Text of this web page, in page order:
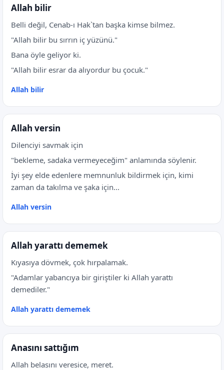
Allah bilir
Belli değil, Cenab-ı Hak`tan başka kimse bilmez.
"Allah bilir bu sırrın iç yüzünü."
Bana öyle geliyor ki.
"Allah bilir esrar da alıyordur bu çocuk."
Allah bilir
Allah versin
Dilenciyi savmak için
"bekleme, sadaka vermeyeceğim" anlamında söylenir.
İyi şey elde edenlere memnunluk bildirmek için, kimi
zaman da takılma ve şaka için...
Allah versin
Allah yarattı dememek
Kıyasıya dövmek, çok hırpalamak.
"Adamlar yabancıya bir giriştiler ki Allah yarattı
demediler."
Allah yarattı dememek
Anasını sattığım
Allah belasını veresice, meret.